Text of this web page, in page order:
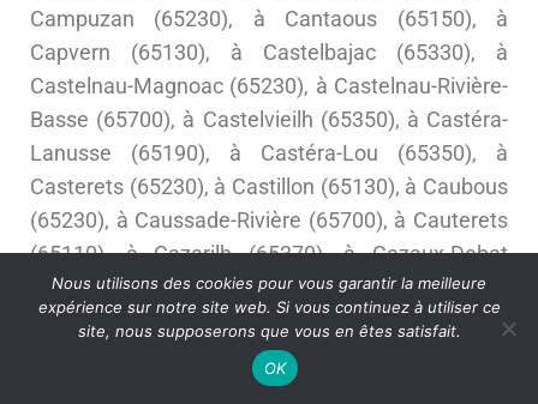
Campuzan (65230), à Cantaous (65150), à
Capvern (65130), à Castelbajac (65330), à
Castelnau-Magnoac (65230), à Castelnau-Rivière-
Basse (65700), à Castelvieilh (65350), à Castéra-
Lanusse (65190), à Castéra-Lou (65350), à
Casterets (65230), à Castillon (65130), à Caubous
(65230), à Caussade-Rivière (65700), à Cauterets
(65110), à Cazarilh (65370), à Cazaux-Debat
(65590), à Cazaux-Fréchet-Anéran-Camors
(65240), à Chelle-Debat (65350), à Chelle-Spou
(65130), à Cheust (65100), à Chèze (65120), à
Chis (65800), à Cieutat (65200), à Cizos (65230), à
Nous utilisons des cookies pour vous garantir la meilleure
expérience sur notre site web. Si vous continuez à utiliser ce
site, nous supposerons que vous en êtes satisfait.
OK